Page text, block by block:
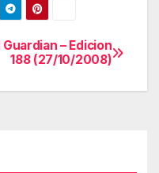
Guardian – Edicion
188 (27/10/2008)